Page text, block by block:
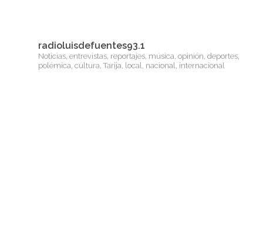
radioluisdefuentes93.1
Noticias, entrevistas, reportajes, música, opinión, deportes,
polémica, cultura, Tarija, local, nacional, internacional